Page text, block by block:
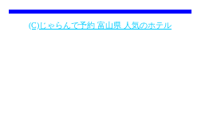
(C)じゃらんで予約 富山県 人気のホテル